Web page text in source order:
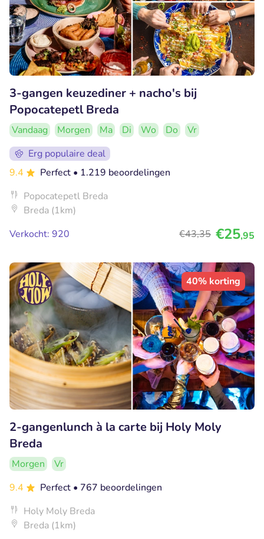
3-gangen keuzediner + nacho's bij
Popocatepetl Breda
Vandaag Morgen Ma Di Wo Do
Vr
Erg populaire deal
9.4
Perfect • 1.219 beoordelingen
Popocatepetl Breda
Breda (1km)
Verkocht: 920
€43,35 €25,95
40% korting
2-gangenlunch à la carte bij Holy Moly
Breda
Morgen
Vr
9.4
Perfect • 767 beoordelingen
Holy Moly Breda
Breda (1km)